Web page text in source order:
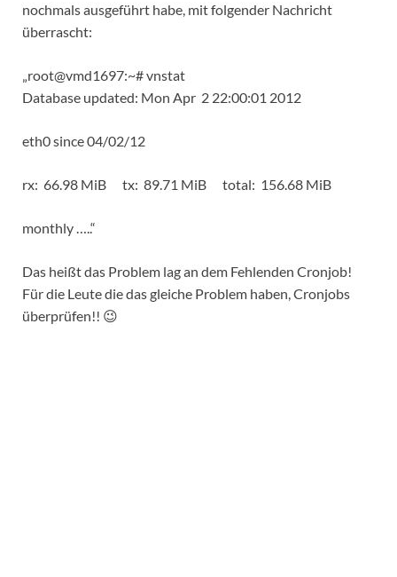
nochmals ausgeführt habe, mit folgender Nachricht
überrascht:
„root@vmd1697:~# vnstat
Database updated: Mon Apr 2 22:00:01 2012
eth0 since 04/02/12
rx: 66.98 MiB tx: 89.71 MiB total: 156.68 MiB
monthly …..“
Das heißt das Problem lag an dem Fehlenden Cronjob!
Für die Leute die das gleiche Problem haben, Cronjobs
überprüfen!! 😉